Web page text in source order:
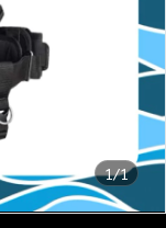
1/1